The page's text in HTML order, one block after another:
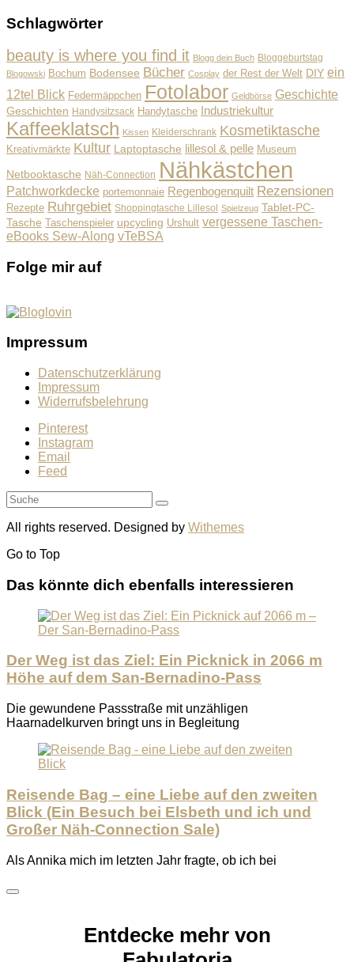
Schlagwörter
beauty is where you find it Blogg dein Buch Bloggeburtstag
Blogowski Bochum Bodensee Bücher Cosplay der Rest der Welt DIY ein
12tel Blick Federmäppchen Fotolabor Geldbörse Geschichte
Geschichten Handysitzsack Handytasche Industriekultur
Kaffeeklatsch Kissen Kleiderschrank Kosmetiktasche
Kreativmärkte Kultur Laptoptasche lillesol & pelle Museum
Netbooktasche Näh-Connection Nähkästchen
Patchworkdecke portemonnaie Regenbogenquilt Rezensionen
Rezepte Ruhrgebiet Shoppingtasche Lillesol Spielzeug Tablet-PC-
Tasche Taschenspieler upcycling Urshult vergessene Taschen-
eBooks Sew-Along vTeBSA
Folge mir auf
Impressum
Datenschutzerklärung
Impressum
Widerrufsbelehrung
Pinterest
Instagram
Email
Feed
All rights reserved. Designed by Withemes
Go to Top
Das könnte dich ebenfalls interessieren
Der Weg ist das Ziel: Ein Picknick in 2066 m
Höhe auf dem San-Bernadino-Pass
Die gewundene Passstraße mit unzähligen
Haarnadelkurven bringt uns in Begleitung
Reisende Bag – eine Liebe auf den zweiten
Blick (Ein Besuch bei Elsbeth und ich und
Großer Näh-Connection Sale)
Als Annika mich im letzten Jahr fragte, ob ich bei
Entdecke mehr von